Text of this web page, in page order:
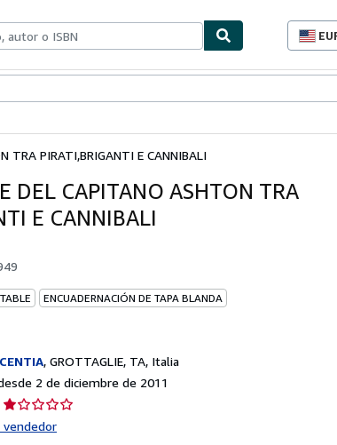
TRA PIRATI,BRIGANTI E CANNIBALI
DEL CAPITANO ASHTON TRA
E CANNIBALI
ENCUADERNACIÓN DE TAPA BLANDA
, GROTTAGLIE, TA, Italia
2 de diciembre de 2011
Calificación